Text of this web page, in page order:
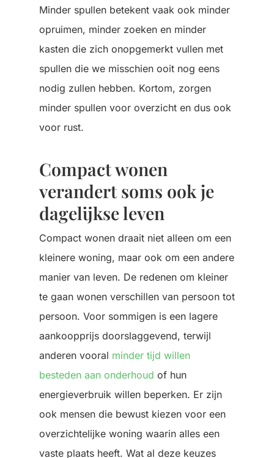
Minder spullen betekent vaak ook minder
opruimen, minder zoeken en minder
kasten die zich onopgemerkt vullen met
spullen die we misschien ooit nog eens
nodig zullen hebben. Kortom, zorgen
minder spullen voor overzicht en dus ook
voor rust.
Compact wonen
verandert soms ook je
dagelijkse leven
Compact wonen draait niet alleen om een
kleinere woning, maar ook om een andere
manier van leven. De redenen om kleiner
te gaan wonen verschillen van persoon tot
persoon. Voor sommigen is een lagere
aankoopprijs doorslaggevend, terwijl
anderen vooral minder tijd willen
besteden aan onderhoud of hun
energieverbruik willen beperken. Er zijn
ook mensen die bewust kiezen voor een
overzichtelijke woning waarin alles een
vaste plaats heeft. Wat al deze keuzes